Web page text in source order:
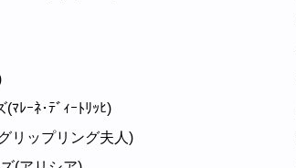
ﾏﾚｰﾈ･ﾃﾞｨｰﾄﾘｯﾋ)
リップリング夫人)